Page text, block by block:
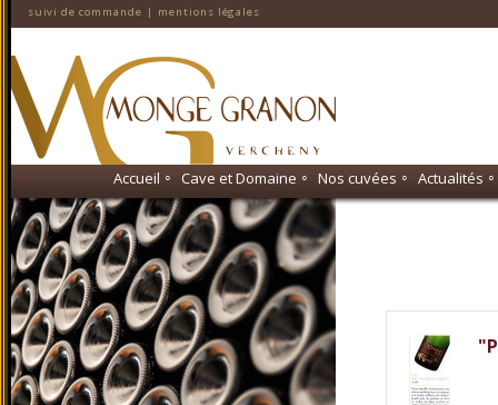
suivi de commande | mentions légales
Accueil ◦ Cave et Domaine ◦ Nos cuvées ◦ Actualités ◦